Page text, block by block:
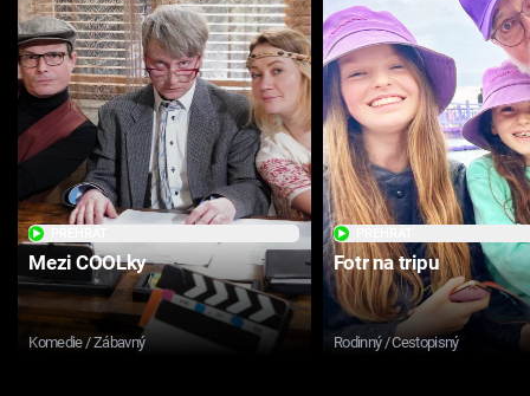
Mezi COOLky
Komedie / Zábavný
Fotr na tripu
Rodinný / Cestopisný